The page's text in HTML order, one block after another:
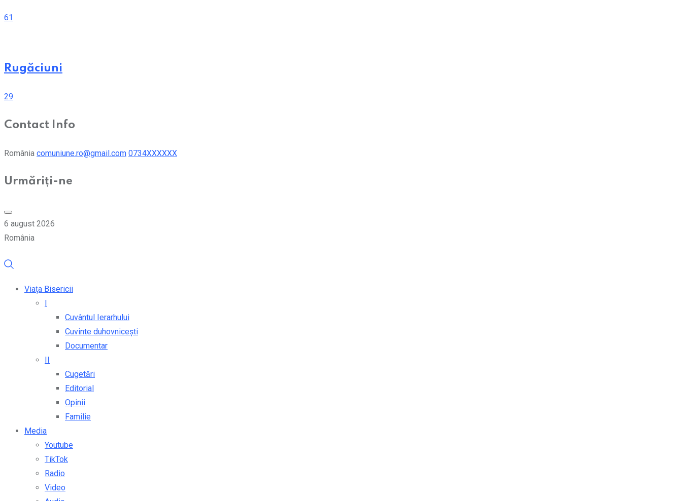
61
Rugăciuni
29
Contact Info
România comuniune.ro@gmail.com 0734XXXXXX
Urmăriți-ne
6 august 2026
România
Viața Bisericii
Cuvântul Ierarhului
Cuvinte duhovnicești
Documentar
Cugetări
Editorial
Opinii
Familie
Media
Youtube
TikTok
Radio
Video